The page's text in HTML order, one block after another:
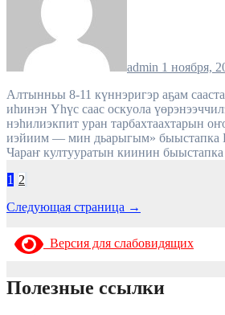
admin 1 ноября,
Алтынньы 8-11 күннэригэр аҕам саастаахтар декадаларын
иһинэн Үһүс саас оскуола
нэһилиэкпит уран тарбахтаахтарын
иэйиим — мин дьарыгым» быыстапка
Чараҥ култууратын киинин
Пагинация
записей
1 2
Следующая страница →
Версия для слабовидящих
Полезные ссылки